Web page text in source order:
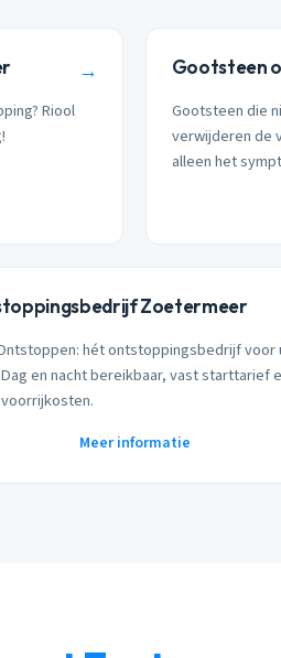
→
Riool
Gootsteen
Gootsteen die
verwijderen de
alleen het
Zoetermeer
hét ontstoppingsbedrijf voor
en nacht bereikbaar, vast starttarief
Meer informatie